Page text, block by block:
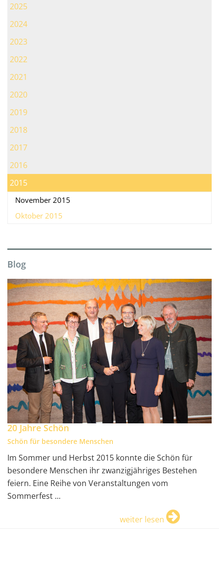
2025
2024
2023
2022
2021
2020
2019
2018
2017
2016
2015
November 2015
Oktober 2015
Blog
20 Jahre Schön
Schön für besondere Menschen
Im Sommer und Herbst 2015 konnte die Schön für
besondere Menschen ihr zwanzigjähriges Bestehen
feiern. Eine Reihe von Veranstaltungen vom
Sommerfest ...
weiter lesen